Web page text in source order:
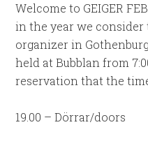
Welcome to GEIGER
in the year we consider
organizer in
held at Bubblan from
reservation that the
19.00 – Dörrar/doors